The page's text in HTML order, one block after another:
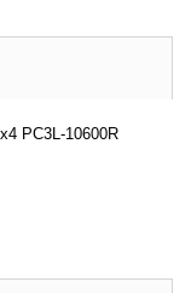
PC3L-10600R